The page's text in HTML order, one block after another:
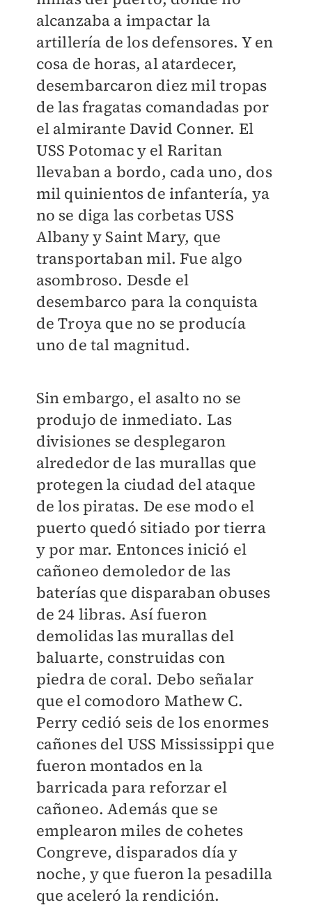
alcanzaba a impactar la
artillería de los defensores. Y en
cosa de horas, al atardecer,
desembarcaron diez mil tropas
de las fragatas comandadas por
el almirante David Conner. El
USS Potomac y el Raritan
llevaban a bordo, cada uno, dos
mil quinientos de infantería, ya
no se diga las corbetas USS
Albany y Saint Mary, que
transportaban mil. Fue algo
asombroso. Desde el
desembarco para la conquista
de Troya que no se producía
uno de tal magnitud.
Sin embargo, el asalto no se
produjo de inmediato. Las
divisiones se desplegaron
alrededor de las murallas que
protegen la ciudad del ataque
de los piratas. De ese modo el
puerto quedó sitiado por tierra
y por mar. Entonces inició el
cañoneo demoledor de las
baterías que disparaban obuses
de 24 libras. Así fueron
demolidas las murallas del
baluarte, construidas con
piedra de coral. Debo señalar
que el comodoro Mathew C.
Perry cedió seis de los enormes
cañones del USS Mississippi que
fueron montados en la
barricada para reforzar el
cañoneo. Además que se
emplearon miles de cohetes
Congreve, disparados día y
noche, y que fueron la pesadilla
que aceleró la rendición.